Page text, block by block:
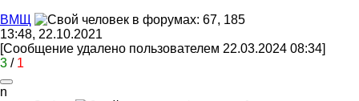
ВМЩ
13:48, 22.10.2021
[Сообщение удалено пользователем 22.03.2024 08:34]
3 / 1
n